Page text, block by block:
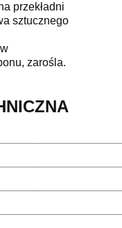
przekładni
sztucznego
zarośla.